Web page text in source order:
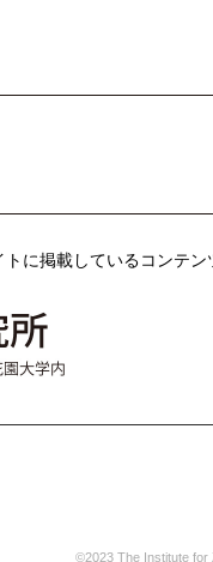
に掲載しているコンテン
©2023 The Institute for